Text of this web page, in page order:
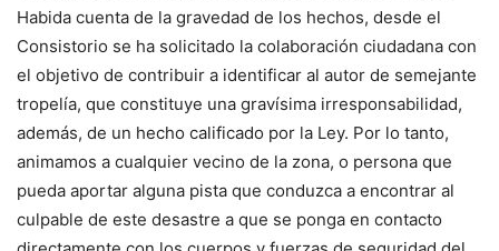
Habida cuenta de la gravedad de los hechos, desde el
Consistorio se ha solicitado la colaboración ciudadana con
el objetivo de contribuir a identificar al autor de semejante
tropelía, que constituye una gravísima irresponsabilidad,
además, de un hecho calificado por la Ley. Por lo tanto,
animamos a cualquier vecino de la zona, o persona que
pueda aportar alguna pista que conduzca a encontrar al
culpable de este desastre a que se ponga en contacto